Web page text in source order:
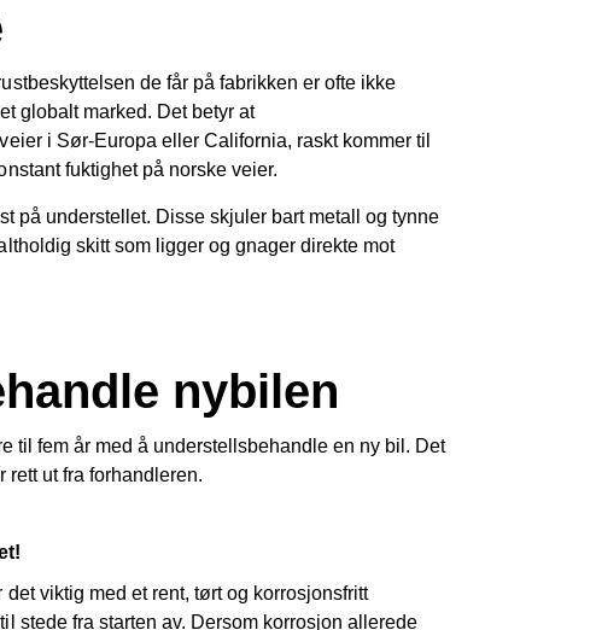
de får på fabrikken er ofte ikke
globalt marked. Det betyr at
i Sør-Europa eller California, raskt kommer til
fuktighet på norske veier.
på understellet. Disse skjuler bart metall og tynne
skitt som ligger og gnager direkte mot
nybilen
til fem år med å understellsbehandle en ny bil. Det
ut fra forhandleren.
viktig med et rent, tørt og korrosjonsfritt
stede fra starten av. Dersom korrosjon allerede